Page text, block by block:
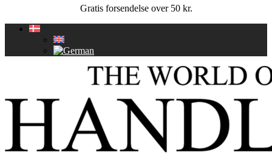
Gratis forsendelse over 50 kr.